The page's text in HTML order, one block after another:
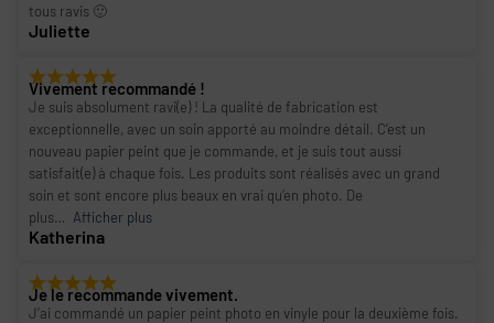
tous ravis 🙂
Juliette
Vivement recommandé !
Je suis absolument ravi(e) ! La qualité de fabrication est
exceptionnelle, avec un soin apporté au moindre détail. C’est un
nouveau papier peint que je commande, et je suis tout aussi
satisfait(e) à chaque fois. Les produits sont réalisés avec un grand
soin et sont encore plus beaux en vrai qu’en photo. De
plus
Afficher plus
Katherina
Je le recommande vivement.
J’ai commandé un papier peint photo en vinyle pour la deuxième fois.